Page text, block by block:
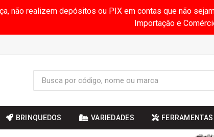
não realizem depósitos ou PIX em contas que não
Importação e
BRINQUEDOS VARIEDADES FERRAMENTAS